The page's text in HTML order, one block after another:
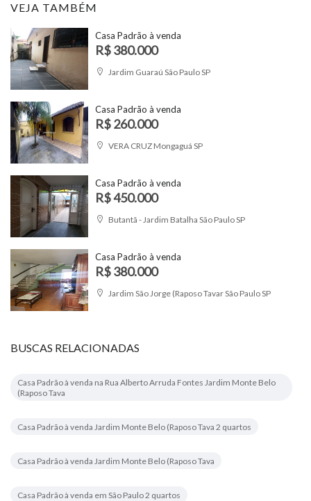
VEJA TAMBÉM
Casa Padrão à venda
R$ 380.000
Jardim Guaraú São Paulo SP
Casa Padrão à venda
R$ 260.000
VERA CRUZ Mongaguá SP
Casa Padrão à venda
R$ 450.000
Butantã - Jardim Batalha São Paulo SP
Casa Padrão à venda
R$ 380.000
Jardim São Jorge (Raposo Tavar São Paulo SP
BUSCAS RELACIONADAS
Casa Padrão à venda na Rua Alberto Arruda Fontes Jardim Monte Belo
(Raposo Tava
Casa Padrão à venda Jardim Monte Belo (Raposo Tava 2 quartos
Casa Padrão à venda Jardim Monte Belo (Raposo Tava
Casa Padrão à venda em São Paulo 2 quartos